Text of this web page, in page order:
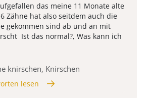
das meine 11 Monate alte
Zähne hat also seitdem auch die
gekommen sind ab und an mit
Ist das normal?, Was kann ich
knirschen, Knirschen
lesen